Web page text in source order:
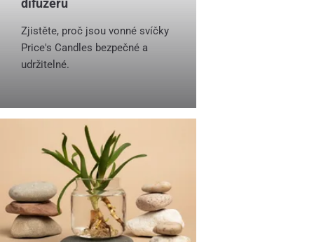
difuzérů
Zjistěte, proč jsou vonné svíčky
Price's Candles bezpečné a
udržitelné.